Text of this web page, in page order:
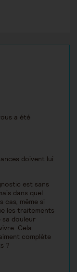
a été
doivent lui
est sans
dans quel
cas, même si
les traitements
sa douleur
Cela
complète
?